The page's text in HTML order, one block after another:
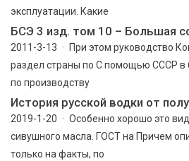
эксплуатации. Какие
БСЭ 3 изд. том 10 – Большая
2011-3-13 · При этом руководство
раздел страны по С помощью СССР в
по производству
История русской водки от
2019-1-20 · Особенно хорошо это
сивушного масла. ГОСТ на Причем
только на факты, по